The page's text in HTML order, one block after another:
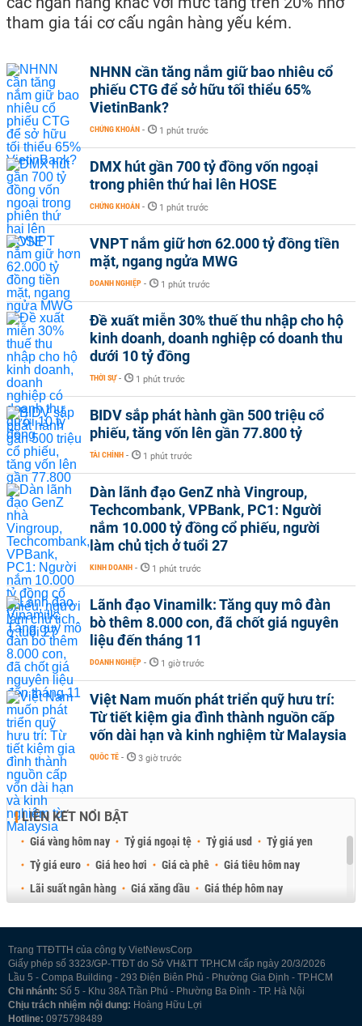
tham gia tái cơ cấu ngân hàng yếu kém.
NHNN cần tăng nắm giữ bao nhiêu cổ
phiếu CTG để sở hữu tối thiểu 65%
VietinBank?
CHỨNG KHOÁN - 1 phút trước
DMX hút gần 700 tỷ đồng vốn ngoại
trong phiên thứ hai lên HOSE
CHỨNG KHOÁN - 1 phút trước
VNPT nắm giữ hơn 62.000 tỷ đồng tiền
mặt, ngang ngửa MWG
DOANH NGHIỆP - 1 phút trước
Đề xuất miễn 30% thuế thu nhập cho hộ
kinh doanh, doanh nghiệp có doanh thu
dưới 10 tỷ đồng
THỜI SỰ - 1 phút trước
BIDV sắp phát hành gần 500 triệu cổ
phiếu, tăng vốn lên gần 77.800 tỷ
TÀI CHÍNH - 1 phút trước
Dàn lãnh đạo GenZ nhà Vingroup,
Techcombank, VPBank, PC1: Người
nắm 10.000 tỷ đồng cổ phiếu, người
làm chủ tịch ở tuổi 27
KINH DOANH - 1 phút trước
Lãnh đạo Vinamilk: Tăng quy mô đàn
bò thêm 8.000 con, đã chốt giá nguyên
liệu đến tháng 11
DOANH NGHIỆP - 1 giờ trước
Việt Nam muốn phát triển quỹ hưu trí:
Từ tiết kiệm gia đình thành nguồn cấp
vốn dài hạn và kinh nghiệm từ Malaysia
QUỐC TẾ - 3 giờ trước
LIÊN KẾT NỔI BẬT
Giá vàng hôm nay Tỷ giá ngoại tệ Tỷ giá usd
Tỷ giá yen
Tỷ giá euro
Giá heo hơi Giá cà phê
Giá tiêu hôm nay
Lãi suất ngân hàng
Giá xăng dầu
Giá thép hôm nay
Trang TTĐTTH của công ty VietNewsCorp
Giấy phép số 3323/GP-TTĐT do Sở VH&TT TP.HCM cấp ngày 20/3/2026
Lầu 5 - Compa Building - 293 Điện Biên Phủ - Phường Gia Định - TP.HCM
Chi nhánh: Số 5 - Khu 38A Trần Phú - Phường Ba Đình - TP. Hà Nội
Chịu trách nhiệm nội dung: Hoàng Hữu Lợi
Hotline: 0975798489